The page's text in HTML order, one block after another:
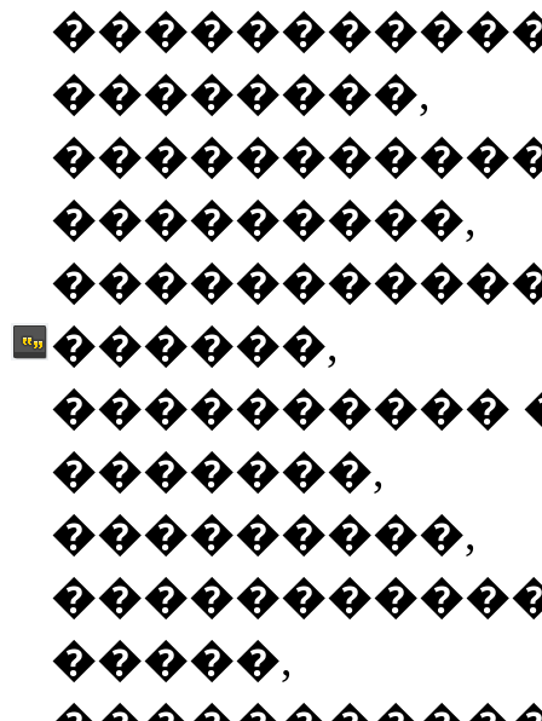
��������,
���������,
������,
����������
�������,
���������,
�����,